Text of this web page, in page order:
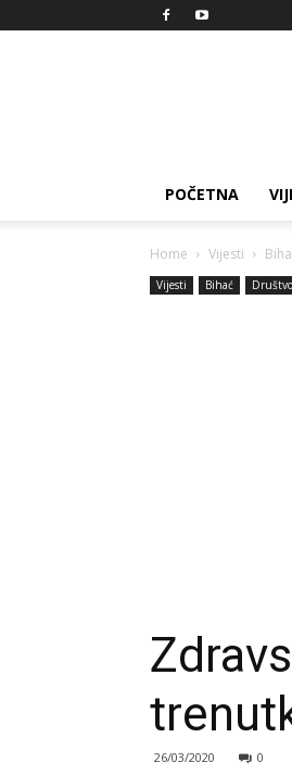
POČETNA
Home Vijesti
Vijesti Bihać Društvo
26/03/2020 0